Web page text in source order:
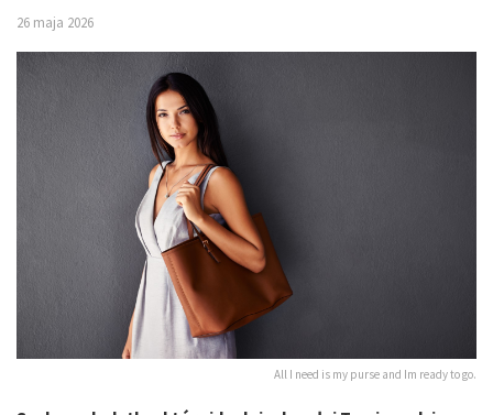
26 maja 2026
All I need is my purse and Im ready to go.